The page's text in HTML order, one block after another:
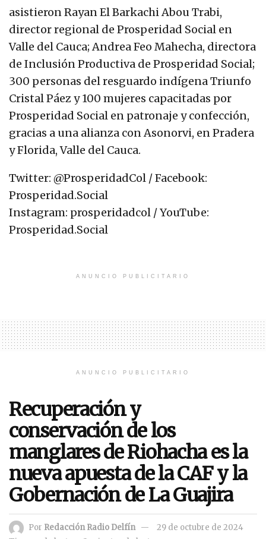
asistieron Rayan El Barkachi Abou Trabi,
director regional de Prosperidad Social en
Valle del Cauca; Andrea Feo Mahecha, directora
de Inclusión Productiva de Prosperidad Social;
300 personas del resguardo indígena Triunfo
Cristal Páez y 100 mujeres capacitadas por
Prosperidad Social en patronaje y confección,
gracias a una alianza con Asonorvi, en Pradera
y Florida, Valle del Cauca.
Twitter: @ProsperidadCol / Facebook:
Prosperidad.Social
Instagram: prosperidadcol / YouTube:
Prosperidad.Social
ANUNCIO PUBLICITARIO
ANUNCIO PUBLICITARIO
Recuperación y
conservación de los
manglares de Riohacha es la
nueva apuesta de la CAF y la
Gobernación de La Guajira
Por Redacción Radio Delfín
29 de octubre de 2024